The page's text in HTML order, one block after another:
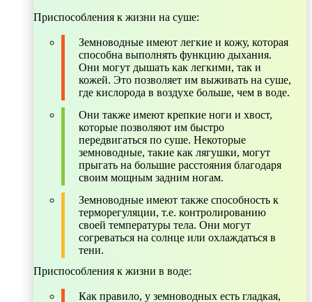
Приспособления к жизни на суше:
Земноводные имеют легкие и кожу, которая
способна выполнять функцию дыхания.
Они могут дышать как легкими, так и
кожей. Это позволяет им выживать на суше,
где кислорода в воздухе больше, чем в воде.
Они также имеют крепкие ноги и хвост,
которые позволяют им быстро
передвигаться по суше. Некоторые
земноводные, такие как лягушки, могут
прыгать на большие расстояния благодаря
своим мощным задним ногам.
Земноводные имеют также способность к
терморегуляции, т.е. контролированию
своей температуры тела. Они могут
согреваться на солнце или охлаждаться в
тени.
Приспособления к жизни в воде:
Как правило, у земноводных есть гладкая,